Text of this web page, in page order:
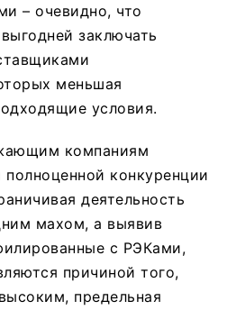
– очевидно, что
заключать
меньшая
условия.
компаниям
конкуренции
деятельность
махом, а выявив
с РЭКами,
причиной того,
предельная